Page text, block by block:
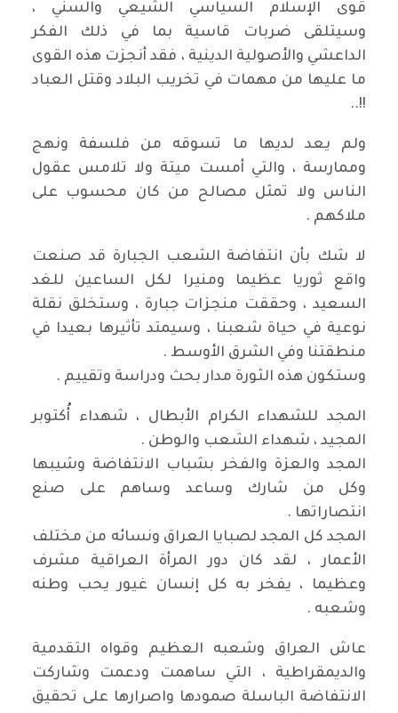
قوى الإسلام السياسي الشيعي والسني ،
وسيتلقى ضربات قاسية بما في ذلك الفكر
الداعشي والأصولية الدينية ، فقد أنجزت هذه القوى
ما عليها من مهمات في تخريب البلاد وقتل العباد
!!..
ولم يعد لديها ما تسوقه من فلسفة ونهج
وممارسة ، والتي أمست ميتة ولا تلامس عقول
الناس ولا تمثل مصالح من كان محسوب على
ملاكهم .
لا شك بأن انتفاضة الشعب الجبارة قد صنعت
واقع ثوريا عظيما ومنيرا لكل الساعين للغد
السعيد ، وحققت منجزات جبارة ، وستخلق نقلة
نوعية في حياة شعبنا ، وسيمتد تأثيرها بعيدا في
منطقتنا وفي الشرق الأوسط .
وستكون هذه الثورة مدار بحث ودراسة وتقييم .
المجد للشهداء الكرام الأبطال ، شهداء أُكتوبر
المجيد ، شهداء الشعب والوطن .
المجد والعزة والفخر بشباب الانتفاضة وشيبها
وكل من شارك وساعد وساهم على صنع
انتصاراتها .
المجد كل المجد لصبايا العراق ونسائه من مختلف
الأعمار ، لقد كان دور المرأة العراقية مشرف
وعظيما ، يفخر به كل إنسان غيور يحب وطنه
وشعبه .
عاش العراق وشعبه العظيم وقواه التقدمية
والديمقراطية ، التي ساهمت ودعمت وشاركت
الانتفاضة الباسلة صمودها واصرارها على تحقيق